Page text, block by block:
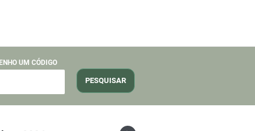
UM CÓDIGO
PESQUISAR